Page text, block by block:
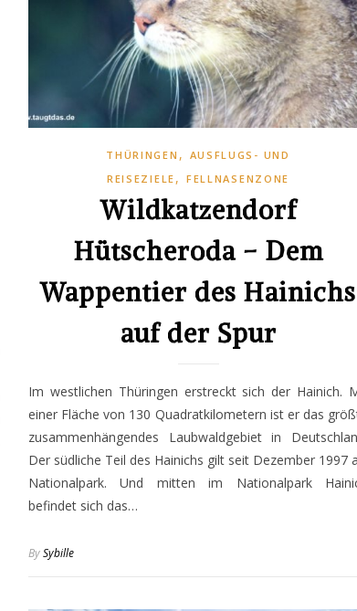
THÜRINGEN , AUSFLUGS- UND
REISEZIELE , FELLNASENZONE
Wildkatzendorf
Hütscheroda – Dem
Wappentier des Hainichs
auf der Spur
Im westlichen Thüringen erstreckt sich der Hainich.
einer Fläche von 130 Quadratkilometern ist er das
zusammenhängendes Laubwaldgebiet in
Der südliche Teil des Hainichs gilt seit Dezember 1997
Nationalpark. Und mitten im Nationalpark
befindet sich das…
BySybille